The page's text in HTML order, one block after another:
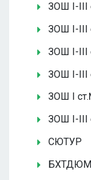
ЗОШ І-
ЗОШ І-
ЗОШ І-
ЗОШ І-
ЗОШ І
ЗОШ І-
СЮТУР
БХТДЮМ